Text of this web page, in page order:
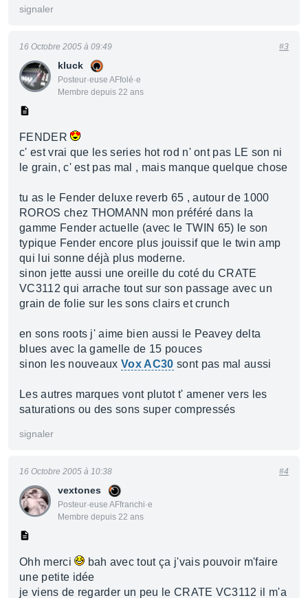
signaler
kluck
Posteur·euse AFfolé·e
Membre depuis 22 ans
16 Octobre 2005 à 09:49 #3
FENDER
c' est vrai que les series hot rod n' ont pas LE son ni
le grain, c' est pas mal , mais manque quelque chose
tu as le Fender deluxe reverb 65 , autour de 1000
ROROS chez THOMANN mon préféré dans la
gamme Fender actuelle (avec le TWIN 65) le son
typique Fender encore plus jouissif que le twin amp
qui lui sonne déjà plus moderne.
sinon jette aussi une oreille du coté du CRATE
VC3112 qui arrache tout sur son passage avec un
grain de folie sur les sons clairs et crunch
en sons roots j' aime bien aussi le Peavey delta
blues avec la gamelle de 15 pouces
sinon les nouveauxVox AC30 sont pas mal aussi
Les autres marques vont plutot t' amener vers les
saturations ou des sons super compressés
signaler
vextones
Posteur·euse AFfranchi·e
Membre depuis 22 ans
16 Octobre 2005 à 10:38 #4
Ohh merci
bah avec tout ça j'vais pouvoir m'faire
une petite idée
je viens de regarder un peu le CRATE VC3112 il m'a